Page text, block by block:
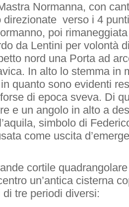
Normanna, con
direzionate verso i 4
poi
da Lentini per volontà
nord una Porta ad
In alto lo stemma in
quanto sono evidenti
di epoca sveva. Di
e un angolo in alto a
simbolo di
come uscita
cortile
un’antica cisterna
tre periodi diversi: